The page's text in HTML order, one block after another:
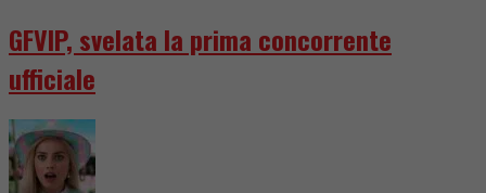
GFVIP, svelata la prima concorrente
ufficiale